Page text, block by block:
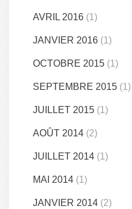
AVRIL 2016 (1)
JANVIER 2016 (1)
OCTOBRE 2015 (1)
SEPTEMBRE 2015 (1)
JUILLET 2015 (1)
AOÛT 2014 (2)
JUILLET 2014 (1)
MAI 2014 (1)
JANVIER 2014 (2)